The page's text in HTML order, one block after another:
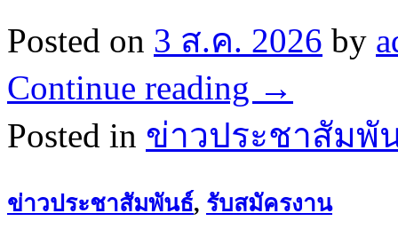
Posted on 3 ส.ค. 2026 by
Continue reading →
Posted in ข่าวประชาสัมพั
ข่าวประชาสัมพันธ์, รับสมัครงาน